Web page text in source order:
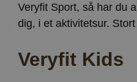
Veryfit Sport, så har du
dig, i et aktivitetsur.
Veryfit Kids